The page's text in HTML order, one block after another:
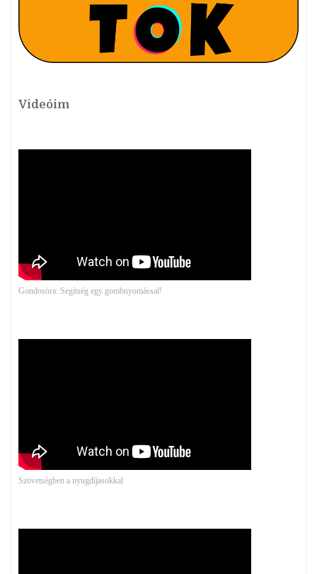
Videóim
Gondosóra: Segítség egy gombnyomással!
Szövetségben a nyugdíjasokkal